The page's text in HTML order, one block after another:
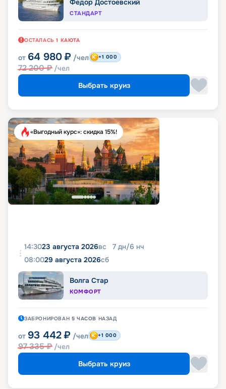
Федор Достоевский
СТАНДАРТ
ОСТАЛАСЬ 1 КАЮТА
от 64 980 ₽ /чел
72 200₽ /чел
+1 000
Выбрать круиз
«Выгодный курс»: скидка 15%!
14:3023 августа 2026вс 7 дн/6 нч
08:0029 августа 2026сб
Волга Стар
КОМФОРТ
ЗАБРОНИРОВАН 5 ЧАСОВ НАЗАД
от 93 442 ₽ /чел
97 335₽ /чел
+1 000
Выбрать круиз